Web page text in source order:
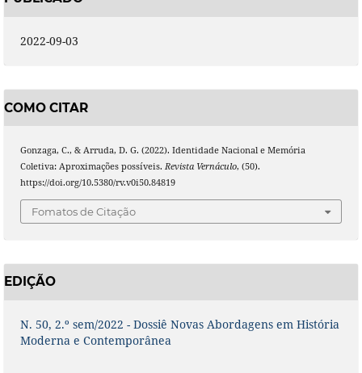
2022-09-03
COMO CITAR
Gonzaga, C., & Arruda, D. G. (2022). Identidade Nacional e Memória
Coletiva: Aproximações possíveis. Revista Vernáculo, (50).
https://doi.org/10.5380/rv.v0i50.84819
Fomatos de Citação
EDIÇÃO
N. 50, 2.º sem/2022 - Dossiê Novas Abordagens em História
Moderna e Contemporânea